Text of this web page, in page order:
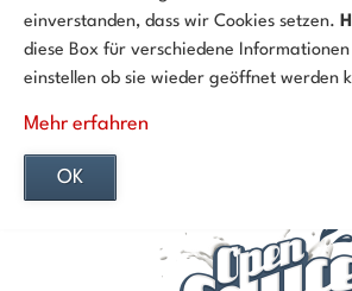
einverstanden, dass wir Cookies setzen.
diese Box für verschiedene
einstellen ob sie wieder geöffnet werden
Mehr erfahren
OK